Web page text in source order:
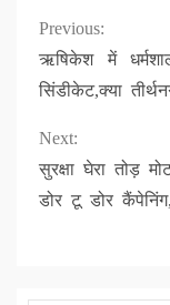
Continue
Reading
Previous:
ऋषिकेश में
सिंडीकेट,क्या
Next:
सुरक्षा घेरा तोड़
डोर टू डोर